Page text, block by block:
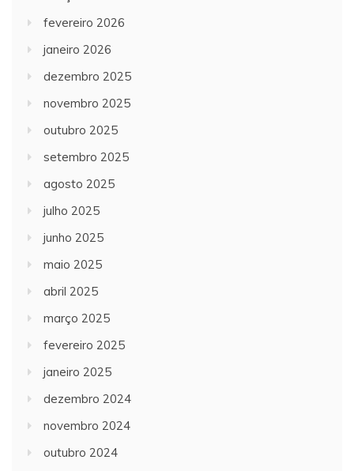
fevereiro 2026
janeiro 2026
dezembro 2025
novembro 2025
outubro 2025
setembro 2025
agosto 2025
julho 2025
junho 2025
maio 2025
abril 2025
março 2025
fevereiro 2025
janeiro 2025
dezembro 2024
novembro 2024
outubro 2024